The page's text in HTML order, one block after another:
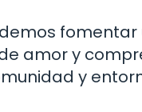
fomentar
amor y
y